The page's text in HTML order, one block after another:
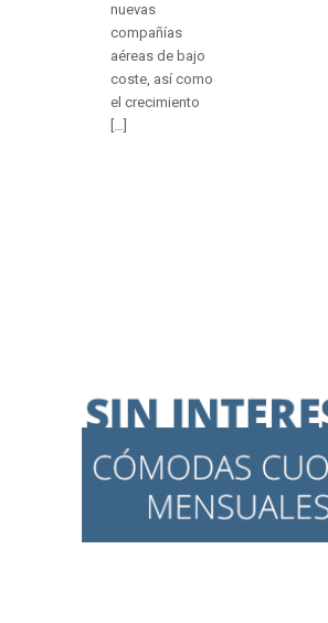
nuevas
compañías
aéreas de bajo
coste, así como
el crecimiento
[…]